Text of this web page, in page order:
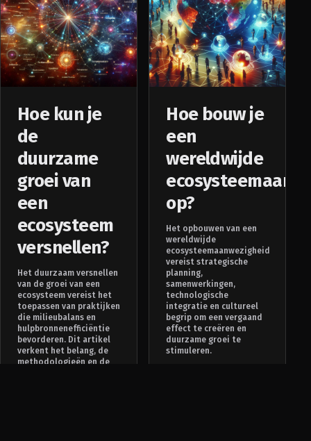
Hoe kun je
de
duurzame
groei van
een
ecosysteem
versnellen?
Het duurzaam versnellen
van de groei van een
ecosysteem vereist het
toepassen van praktijken
die milieubalans en
hulpbronnenefficiëntie
bevorderen. Dit artikel
verkent het belang, de
methodologieën en de
Hoe bouw je
een
wereldwijde
op?
Het opbouwen van een
wereldwijde
ecosysteemaanwezigheid
vereist strategische
planning,
samenwerkingen,
technologische
integratie en cultureel
begrip om een vergaand
effect te creëren en
duurzame groei te
stimuleren.